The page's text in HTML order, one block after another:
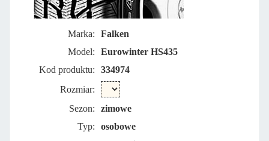
Marka:
Falken
Model:
Eurowinter HS435
Kod produktu:
334974
Rozmiar:
Sezon:
zimowe
Typ:
osobowe